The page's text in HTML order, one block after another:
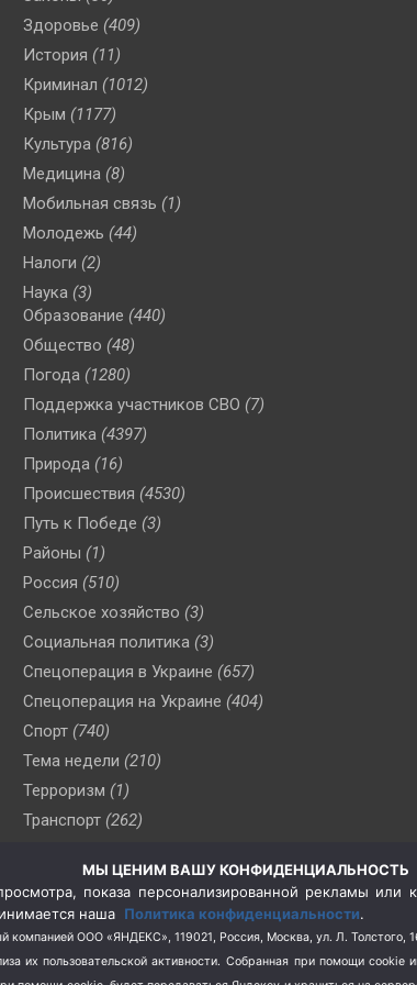
Здоровье (409)
История (11)
Криминал (1012)
Крым (1177)
Культура (816)
Медицина (8)
Мобильная связь (1)
Молодежь (44)
Налоги (2)
Наука (3)
Образование (440)
Общество (48)
Погода (1280)
Поддержка участников СВО (7)
Политика (4397)
Природа (16)
Происшествия (4530)
Путь к Победе (3)
Районы (1)
Россия (510)
Сельское хозяйство (3)
Социальная политика (3)
Спецоперация в Украине (657)
Спецоперация на Украине (404)
Спорт (740)
Тема недели (210)
Терроризм (1)
Транспорт (262)
(76)
Цены (2)
Школа и спорт (2)
Экология (8)
МЫ ЦЕНИМ ВАШУ КОНФИДЕНЦИАЛЬНОСТЬ
показа персонализированной рекламы или
наша Политика конфиденциальности.
компанией ООО «ЯНДЕКС», 119021, Россия, Москва, ул. Л.
их пользовательской активности. Собранная при помощи cookie